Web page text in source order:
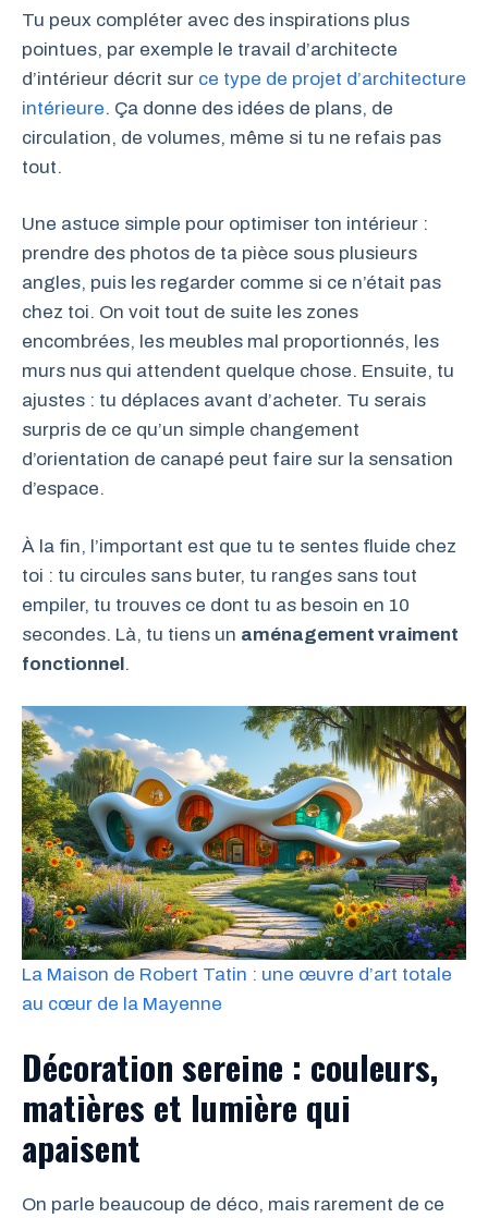
Tu peux compléter avec des inspirations plus
pointues, par exemple le travail d’architecte
d’intérieur décrit sur ce type de projet d’architecture
intérieure. Ça donne des idées de plans, de
circulation, de volumes, même si tu ne refais pas
tout.
Une astuce simple pour optimiser ton intérieur :
prendre des photos de ta pièce sous plusieurs
angles, puis les regarder comme si ce n’était pas
chez toi. On voit tout de suite les zones
encombrées, les meubles mal proportionnés, les
murs nus qui attendent quelque chose. Ensuite, tu
ajustes : tu déplaces avant d’acheter. Tu serais
surpris de ce qu’un simple changement
d’orientation de canapé peut faire sur la sensation
d’espace.
À la fin, l’important est que tu te sentes fluide chez
toi : tu circules sans buter, tu ranges sans tout
empiler, tu trouves ce dont tu as besoin en 10
secondes. Là, tu tiens un aménagement vraiment
fonctionnel.
La Maison de Robert Tatin : une œuvre d’art totale
au cœur de la Mayenne
Décoration sereine : couleurs,
matières et lumière qui
apaisent
On parle beaucoup de déco, mais rarement de ce